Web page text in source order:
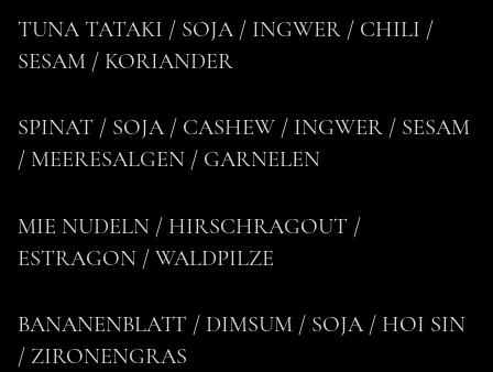
TUNA TATAKI / SOJA / INGWER / CHILI /
SESAM / KORIANDER
SPINAT / SOJA / CASHEW / INGWER / SESAM
/ MEERESALGEN / GARNELEN
MIE NUDELN / HIRSCHRAGOUT /
ESTRAGON / WALDPILZE
BANANENBLATT / DIMSUM / SOJA / HOI SIN
/ ZIRONENGRAS